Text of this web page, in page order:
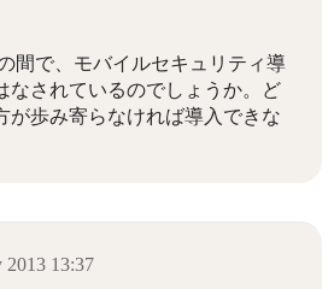
の間で、モバイルセキュリティ導
なされているのでしょうか。ど
が歩み寄らなければ導入できな
2013 13:37